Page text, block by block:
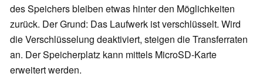
des Speichers bleiben etwas hinter den Möglichkeiten
zurück. Der Grund: Das Laufwerk ist verschlüsselt. Wird
die Verschlüsselung deaktiviert, steigen die Transferraten
an. Der Speicherplatz kann mittels MicroSD-Karte
erweitert werden.